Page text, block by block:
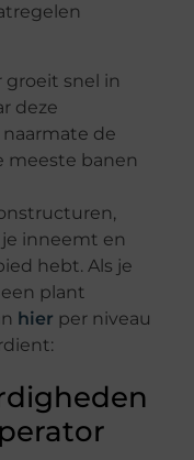
groeit snel in
deze
de
meeste banen
inneemt en
hebt. Als je
plant
hier per niveau